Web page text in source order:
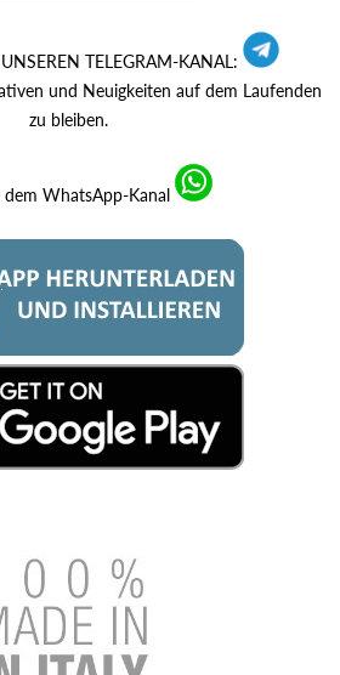
TELEGRAM-KANAL:
und Neuigkeiten auf dem Laufenden
zu bleiben.
dem WhatsApp-Kanal